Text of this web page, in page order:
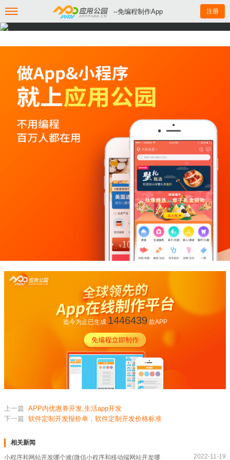
--免编程制作App 注册
迄今为止已生成 1446439款APP
上一篇 APP内优惠券开发,生活app开发
下一篇 软件定制开发报价单，软件定制开发价格标准
相关新闻
小程序和网站开发哪个难(微信小程序和移动端网站开发哪 2022-11-19